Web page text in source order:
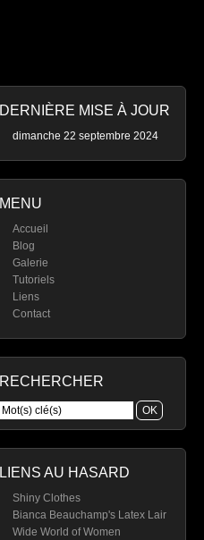
DERNIÈRE MISE À JOUR
dimanche 22 septembre 2024
MENU
Accueil
Blog
Galerie
Tutoriels
Liens
Contact
RECHERCHER
LIENS AU HASARD
Shiny Clothes
Bianca Beauchamp's Latex Lair
Wide World of Women